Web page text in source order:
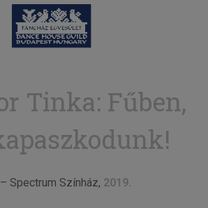
Tinka: Fűben,
Spectrum Színház, 2019.